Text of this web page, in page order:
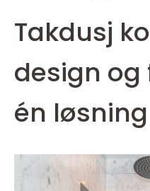
Takdusj
design og
én løsning